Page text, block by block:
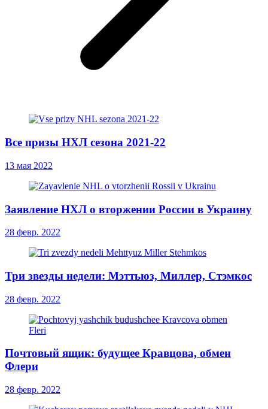
Все призы НХЛ сезона 2021-22
13 мая 2022
Заявление НХЛ о вторжении России в Украину
28 февр. 2022
Три звезды недели: Мэттьюз, Миллер, Стэмкос
28 февр. 2022
Почтовый ящик: будущее Кравцова, обмен
Флери
28 февр. 2022